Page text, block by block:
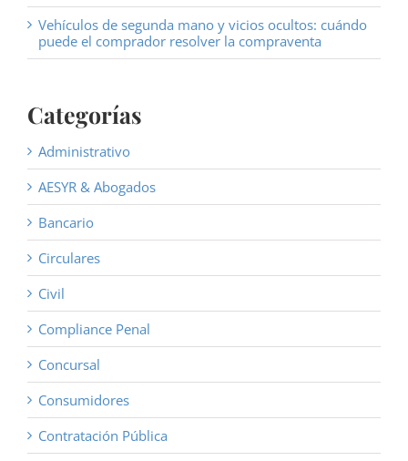
Vehículos de segunda mano y vicios ocultos: cuándo
puede el comprador resolver la compraventa
Categorías
Administrativo
AESYR & Abogados
Bancario
Circulares
Civil
Compliance Penal
Concursal
Consumidores
Contratación Pública